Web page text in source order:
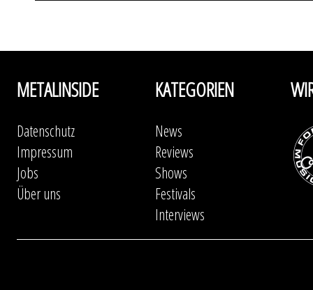
METALINSIDE
Datenschutz
Impressum
Jobs
Über uns
KATEGORIEN
News
Reviews
Shows
Festivals
Interviews